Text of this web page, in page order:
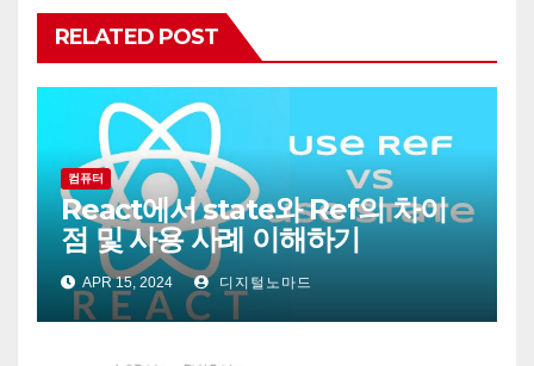
RELATED POST
컴퓨터
React에서 state와 Ref의 차이
점 및 사용 사례 이해하기
APR 15, 2024 디지털노마드